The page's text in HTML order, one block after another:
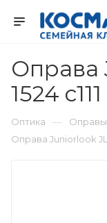
Оправа
1524
Оптика — Оправы
Оправа Juniorlook JL-